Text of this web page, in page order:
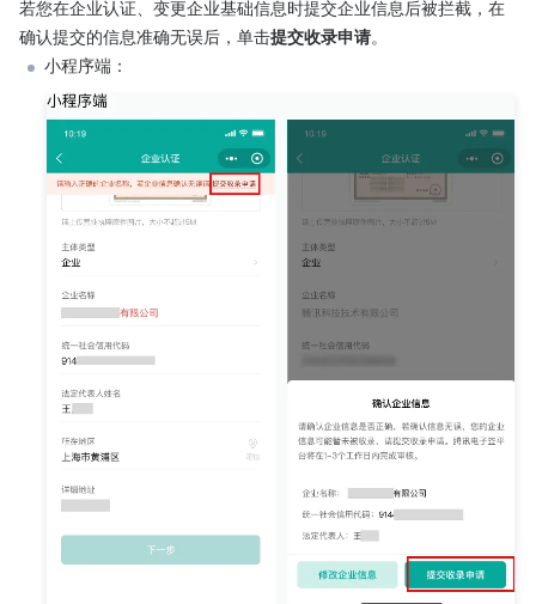
若您在企业认证、变更企业基础信息时提交企业信息后被拦截，在
确认提交的信息准确无误后，单击提交收录申请。